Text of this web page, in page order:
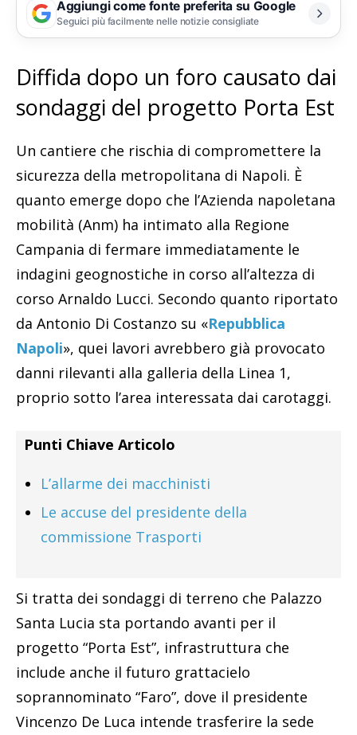
Aggiungi come fonte preferita su Google
Seguici più facilmente nelle notizie consigliate
Diffida dopo un foro causato dai
sondaggi del progetto Porta Est
Un cantiere che rischia di compromettere la
sicurezza della metropolitana di Napoli. È
quanto emerge dopo che l’Azienda napoletana
mobilità (Anm) ha intimato alla Regione
Campania di fermare immediatamente le
indagini geognostiche in corso all’altezza di
corso Arnaldo Lucci. Secondo quanto riportato
da Antonio Di Costanzo su «Repubblica
Napoli», quei lavori avrebbero già provocato
danni rilevanti alla galleria della Linea 1,
proprio sotto l’area interessata dai carotaggi.
Punti Chiave Articolo
L’allarme dei macchinisti
Le accuse del presidente della
commissione Trasporti
Si tratta dei sondaggi di terreno che Palazzo
Santa Lucia sta portando avanti per il
progetto “Porta Est”, infrastruttura che
include anche il futuro grattacielo
soprannominato “Faro”, dove il presidente
Vincenzo De Luca intende trasferire la sede